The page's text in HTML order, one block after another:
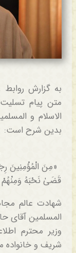
به گزارش
متن پیام
الاسلام و
بدین شرح است:
«مِنَ الْمُؤْمِنِينَ
قَضَىٰ نَحْبَهُ وَمِنْهُمْ
شهادت عالم
المسلمین آقای
وزیر محترم
شریف و خانواده